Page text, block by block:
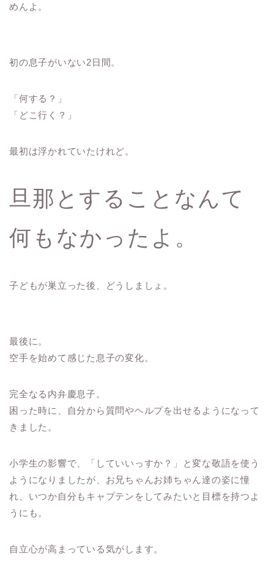
めんよ。
初の息子がいない2日間。
「何する？」
「どこ行く？」
最初は浮かれていたけれど。
旦那とすることなんて
何もなかったよ。
子どもが巣立った後、どうしましょ。
最後に。
空手を始めて感じた息子の変化。
完全なる内弁慶息子。
困った時に、自分から質問やヘルプを出せるようになって
きました。
小学生の影響で、「していいっすか？」と変な敬語を使う
ようになりましたが、お兄ちゃんお姉ちゃん達の姿に憧
れ、いつか自分もキャプテンをしてみたいと目標を持つよ
うにも。
自立心が高まっている気がします。